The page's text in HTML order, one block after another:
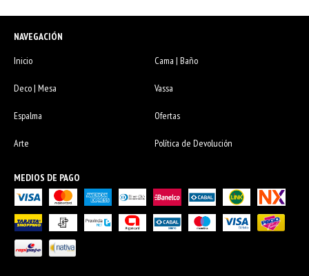
NAVEGACIÓN
Inicio
Cama | Baño
Deco | Mesa Vassa
Espalma Ofertas
Arte Política de Devolución
MEDIOS DE PAGO